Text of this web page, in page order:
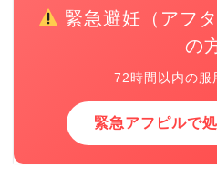
緊急避妊（アフ
の
72時間以内の服
緊急アフピルで